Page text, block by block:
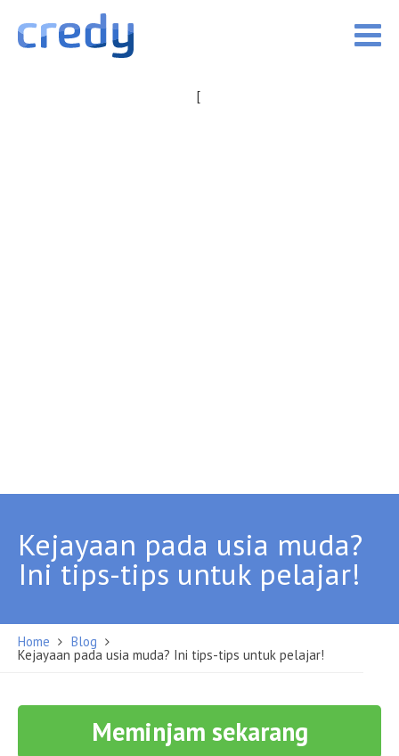
Kejayaan pada usia muda?
Ini tips-tips untuk pelajar!
Home Blog
Kejayaan pada usia muda? Ini tips-tips untuk pelajar!
Meminjam sekarang